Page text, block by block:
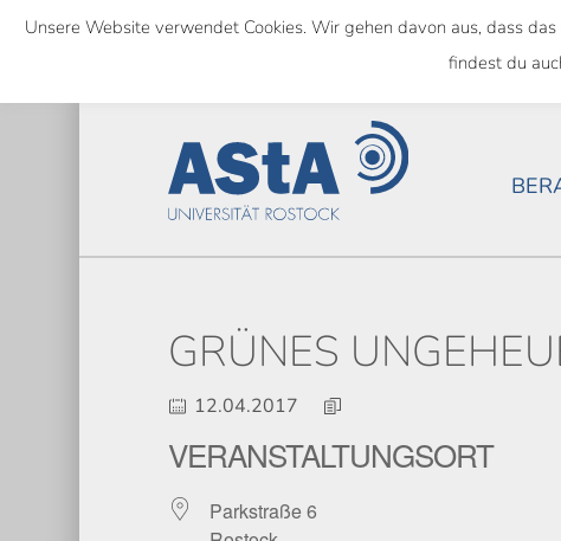
Skip
content
SEMESTERTICKET ALS
GRÜNES
12.04.2017
VERANSTALTUNGSORT
Parkstraße 6
Unsere Website verwendet Cookies. Wir gehen davon aus, dass
findest du